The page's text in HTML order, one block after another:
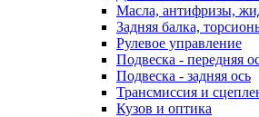
Масла, антифризы,
Задняя балка,
Рулевое управление
Подвеска - передняя
Подвеска - задняя ось
Трансмиссия и
Кузов и оптика